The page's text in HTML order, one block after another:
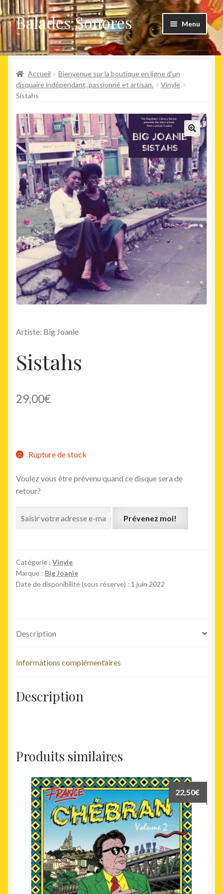
Aller
à
la
navigation
Aller
au
contenu
Balades Sonores Menu
Boutique
Nouveaux arrivages
Précommandes
Agenda
Accueil
Bienvenue sur la boutique en ligne d’un
disquaire indépendant, passionné et artisan.
Vinyle
Sistahs
🔍
Artiste: Big Joanie
Sistahs
29,00€
Rupture de stock
Voulez vous être prévenu quand ce disque sera de
retour?
Prévenez moi!
Catégorie : Vinyle
Marque : Big Joanie
Date de disponibilité (sous réserve) : 1 juin 2022
Description
Informations complémentaires
Description
Produits similaires
22,50€